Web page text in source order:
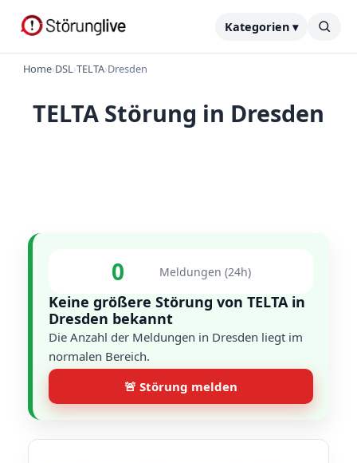
Kategorien ▾
Home›DSL›TELTA›Dresden
TELTA Störung in Dresden
0 Meldungen (24h)
Keine größere Störung von TELTA in
Dresden bekannt
Die Anzahl der Meldungen in Dresden liegt im
normalen Bereich.
🚨 Störung melden